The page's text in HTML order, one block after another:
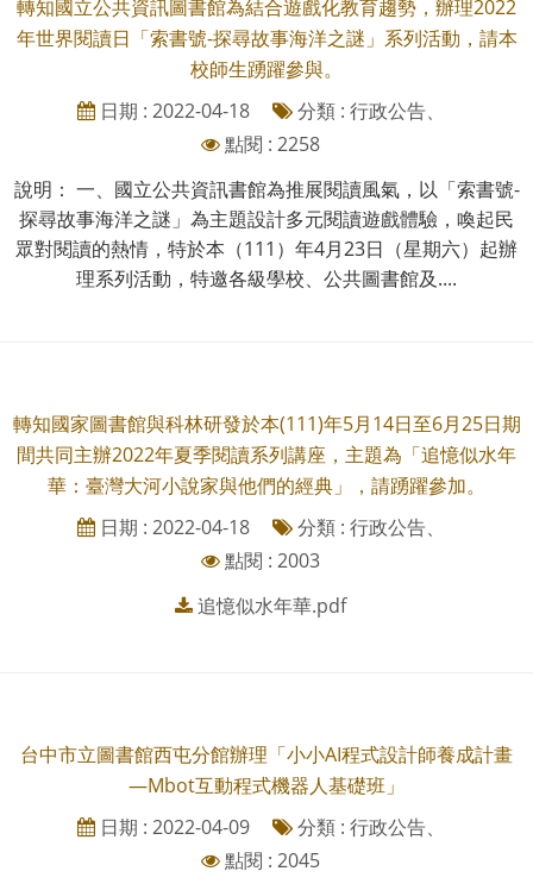
轉知國立公共資訊圖書館為結合遊戲化教育趨勢，辦理2022
年世界閱讀日「索書號-探尋故事海洋之謎」系列活動，請本
校師生踴躍參與。
日期 : 2022-04-18
分類 : 行政公告、
點閱 : 2258
說明： 一、國立公共資訊書館為推展閱讀風氣，以「索書號-
探尋故事海洋之謎」為主題設計多元閱讀遊戲體驗，喚起民
眾對閱讀的熱情，特於本（111）年4月23日（星期六）起辦
理系列活動，特邀各級學校、公共圖書館及....
轉知國家圖書館與科林研發於本(111)年5月14日至6月25日期
間共同主辦2022年夏季閱讀系列講座，主題為「追憶似水年
華：臺灣大河小說家與他們的經典」，請踴躍參加。
日期 : 2022-04-18
分類 : 行政公告、
點閱 : 2003
追憶似水年華.pdf
台中市立圖書館西屯分館辦理「小小AI程式設計師養成計畫
—Mbot互動程式機器人基礎班」
日期 : 2022-04-09
分類 : 行政公告、
點閱 : 2045